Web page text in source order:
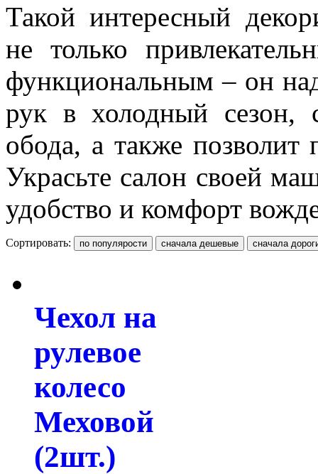
Такой интересный
не только
функциональным – он
рук в холодный сезон,
обода, а также
Украсьте салон своей
удобство и комфорт
Сортировать:
Чехол на
рулевое
колесо
Меховой
(2шт.)